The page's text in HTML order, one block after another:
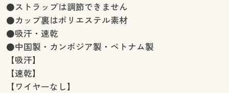
●ストラップは調節できません
●カップ裏はポリエステル素材
●吸汗・速乾
●中国製・カンボジア製・ベトナム製
【吸汗】
【速乾】
【ワイヤーなし】